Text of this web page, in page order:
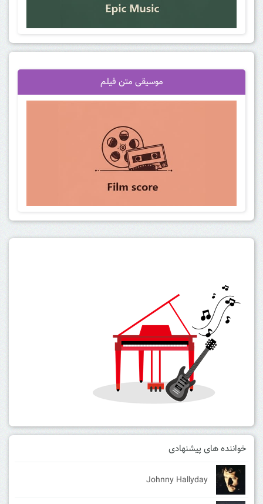
موسیقی متن فیلم
خواننده های پیشنهادی
Johnny Hallyday